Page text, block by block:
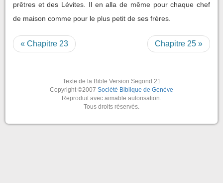
prêtres et des Lévites. Il en alla de même pour chaque chef
de maison comme pour le plus petit de ses frères.
« Chapitre 23 Chapitre 25 »
Texte de la Bible Version Segond 21
Copyright ©2007 Société Biblique de Genève
Reproduit avec aimable autorisation.
Tous droits réservés.